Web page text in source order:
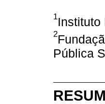
1Instituto
2
Pública